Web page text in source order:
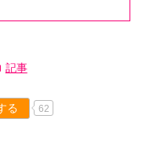
記事
る 62